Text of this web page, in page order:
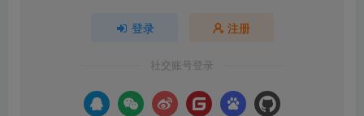
登录 注册
社交账号登录